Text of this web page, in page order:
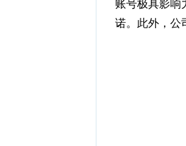
账号极具影响
诺。此外，公